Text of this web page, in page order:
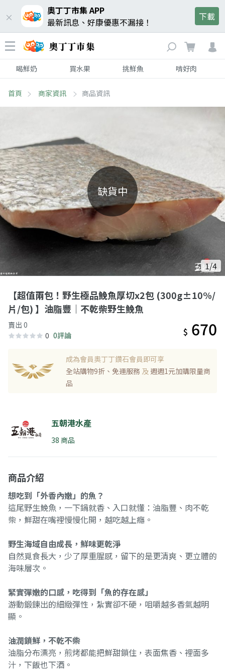
奧丁丁市集 APP
最新訊息、好康優惠不漏接！
下載
喝鮮奶 買水果 挑鮮魚 啃好肉
首頁 商家資訊 商品資訊
缺貨中
1/4
【超值兩包！野生極品鮸魚厚切x2包 (300g±10%/
片/包) 】油脂豐｜不乾柴野生鮸魚
賣出 0
0 0評論 $ 670
成為會員奧丁丁鑽石會員即可享
全站購物9折、免運服務 及 週週1元加購限量商
品
五朝港水產
38 商品
商品介紹
想吃到「外香內嫩」的魚？
這尾野生鮸魚，一下鍋就香、入口就懂：油脂豐、肉不乾
柴，鮮甜在嘴裡慢慢化開，越吃越上癮。
野生海域自由成長，鮮味更乾淨
自然覓食長大，少了厚重腥感，留下的是更清爽、更立體的
海味層次。
緊實彈嫩的口感，吃得到「魚的存在感」
游動鍛鍊出的細緻彈性，紮實卻不硬，咀嚼越多香氣越明
顯。
油潤鎖鮮，不乾不柴
油脂分布漂亮，煎烤都能把鮮甜鎖住，表面焦香、裡面多
汁，下飯也下酒。